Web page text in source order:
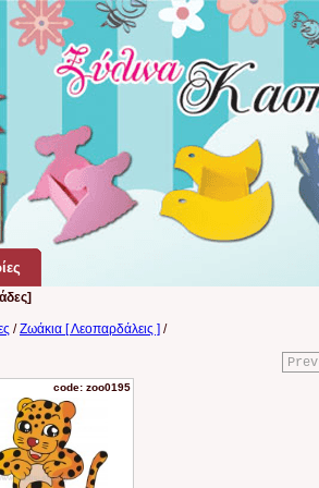
/Ζωάκια [ Λεοπαρδάλεις ] /
Prev
code: zoo0195